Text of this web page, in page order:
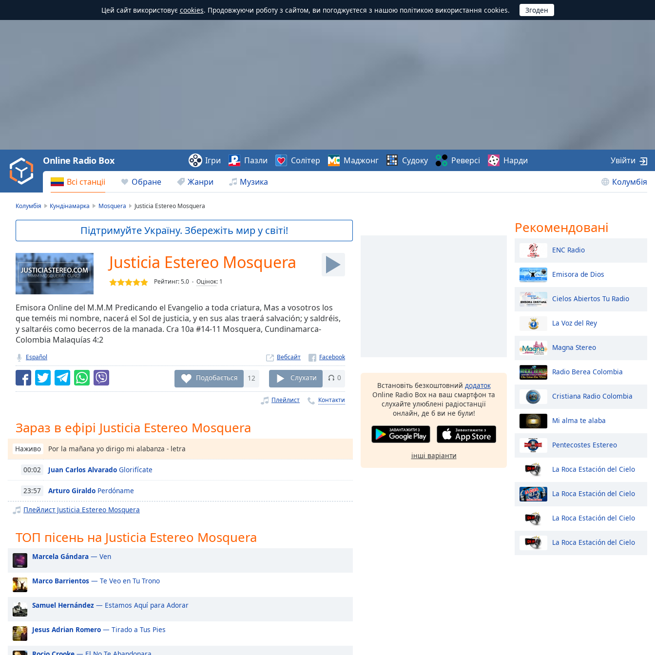
Цей сайт використовує cookies. Продовжуючи роботу з сайтом, ви погоджуєтеся з нашою політикою використання cookies.
Video
Play
Backward
Skip
Current
Duration-:-
Loaded:
0.00%
Stream
TypeLIVE
Seek to
live,
currently
behind
Remaining
Time-
Chapters
Chapters
descriptions
off,
selected
Subtitles
subtitles
settings
opens
subtitles
dialog
subtitles
off
selected
Всі станціі Обране Жанри Музика Колумбія
Online Radio Box Ігри Пазли Солітер Маджонг Судоку Реверсі Нарди Увійти
Колумбія Кундінамарка Mosquera Justicia Estereo Mosquera
Підтримуйте Україну. Збережіть мир у світі!
Justicia Estereo Mosquera
Рейтинг:5.0 Оцінок: 1
Emisora Online del M.M.M Predicando el Evangelio a toda criatura, Mas a vosotros los
que teméis mi nombre, nacerá el Sol de justicia, y en sus alas traerá salvación; y saldréis,
y saltaréis como becerros de la manada. Cra 10a #14-11 Mosquera, Cundinamarca-
Colombia Malaquías 4:2
Español Вебсайт
Подобається 12 Слухати 0
Плейлист Контакти
Зараз в ефірі Justicia Estereo Mosquera
Наживо Por la mañana yo dirigo mi alabanza - letra
00:02 Juan Carlos Alvarado Glorifícate
23:57 Arturo Giraldo Perdóname
Плейлист Justicia Estereo Mosquera
ТОП пісень на Justicia Estereo Mosquera
Marcela Gándara — Ven
Marco Barrientos — Te Veo en Tu Trono
Samuel Hernández — Estamos Aquí para Adorar
Jesus Adrian Romero — Tirado a Tus Pies
Встановіть безкоштовний додаток
Online Radio Box на ваш смартфон та
слухайте улюблені радіостанції
онлайн, де б ви не були!
інші варіанти
Рекомендовані
ENC Radio
Emisora de Dios
Cielos Abiertos Tu Radio
La Voz del Rey
Magna Stereo
Radio Berea Colombia
Cristiana Radio Colombia
Mi alma te alaba
Pentecostes Estereo
La Roca Estación del Cielo
La Roca Estación del Cielo
La Roca Estación del Cielo
La Roca Estación del Cielo